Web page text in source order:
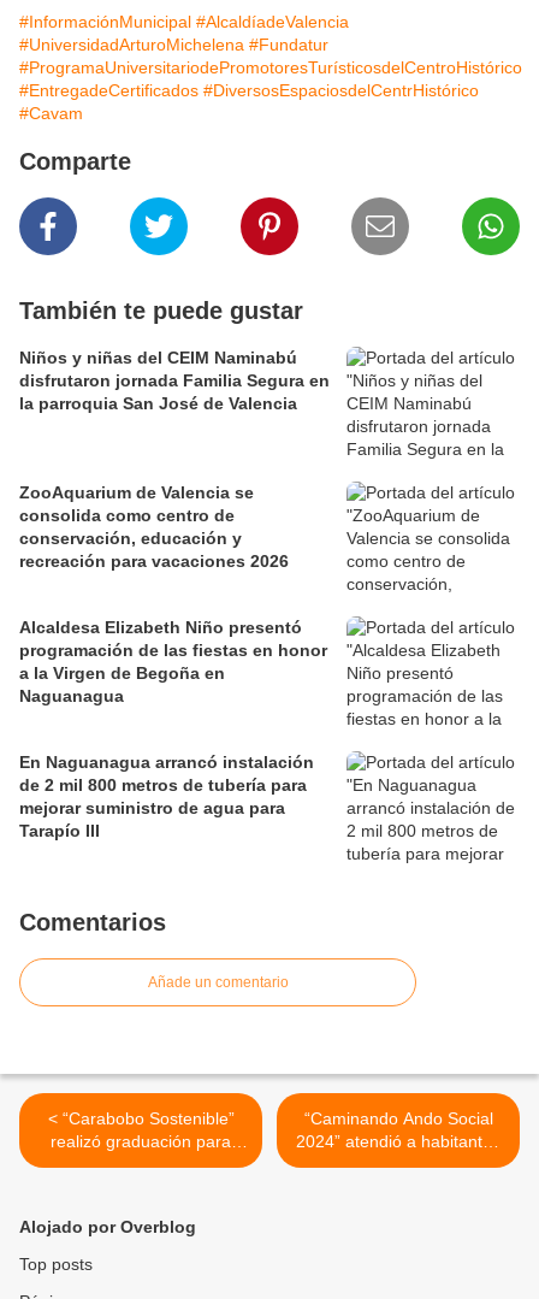
#InformaciónMunicipal #AlcaldíadeValencia
#UniversidadArturoMichelena #Fundatur
#ProgramaUniversitariodePromotoresTurísticosdelCentroHistórico
#EntregadeCertificados #DiversosEspaciosdelCentrHistórico
#Cavam
Comparte
También te puede gustar
Niños y niñas del CEIM Naminabú
disfrutaron jornada Familia Segura en
la parroquia San José de Valencia
ZooAquarium de Valencia se
consolida como centro de
conservación, educación y
recreación para vacaciones 2026
Alcaldesa Elizabeth Niño presentó
programación de las fiestas en honor
a la Virgen de Begoña en
Naguanagua
En Naguanagua arrancó instalación
de 2 mil 800 metros de tubería para
mejorar suministro de agua para
Tarapío III
Comentarios
Añade un comentario
< “Carabobo Sostenible”
realizó graduación para
sesenta y seis
“Caminando Ando Social
2024” atendió a habitantes
de los municipios
Alojado por Overblog
Top posts